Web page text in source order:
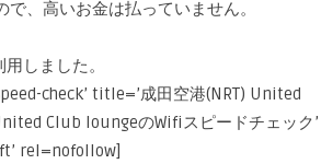
、高いお金は払っていません。
しました。
check’ title=’成田空港(NRT) United
Club loungeのWifiスピードチェック’
rel=nofollow]